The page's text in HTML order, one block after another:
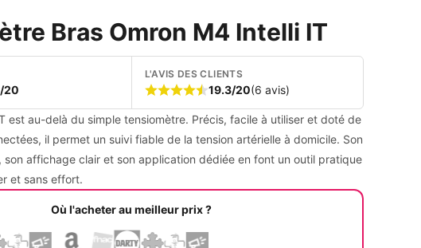
Bras Omron M4 Intelli IT
20
L'AVIS DES CLIENTS
19.3/20(6 avis)
est au-delà du simple tensiomètre. Précis, facile à utiliser et doté de
il permet un suivi fiable de la tension artérielle à domicile. Son
son affichage clair et son application dédiée en font un outil pratique
et sans effort.
Où l'acheter au meilleur prix ?